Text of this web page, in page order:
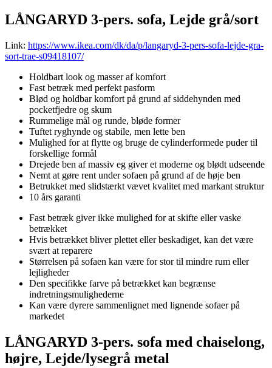
LÅNGARYD 3-pers. sofa, Lejde grå/sort
Link: https://www.ikea.com/dk/da/p/langaryd-3-pers-sofa-lejde-gra-
sort-trae-s09418107/
Holdbart look og masser af komfort
Fast betræk med perfekt pasform
Blød og holdbar komfort på grund af siddehynden med
pocketfjedre og skum
Rummelige mål og runde, bløde former
Tuftet ryghynde og stabile, men lette ben
Mulighed for at flytte og bruge de cylinderformede puder til
forskellige formål
Drejede ben af massiv eg giver et moderne og blødt udseende
Nemt at gøre rent under sofaen på grund af de høje ben
Betrukket med slidstærkt vævet kvalitet med markant struktur
10 års garanti
Fast betræk giver ikke mulighed for at skifte eller vaske
betrækket
Hvis betrækket bliver plettet eller beskadiget, kan det være
svært at reparere
Størrelsen på sofaen kan være for stor til mindre rum eller
lejligheder
Den specifikke farve på betrækket kan begrænse
indretningsmulighederne
Kan være dyrere sammenlignet med lignende sofaer på
markedet
LÅNGARYD 3-pers. sofa med chaiselong,
højre, Lejde/lysegrå metal